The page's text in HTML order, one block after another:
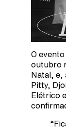
O evento
outubro
Natal, e,
Pitty,
Elétrico